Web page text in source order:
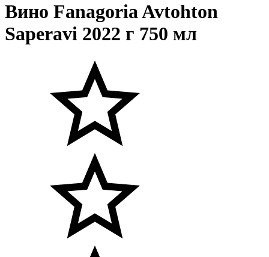
Вино Fanagoria Avtohton
Saperavi 2022 г 750 мл